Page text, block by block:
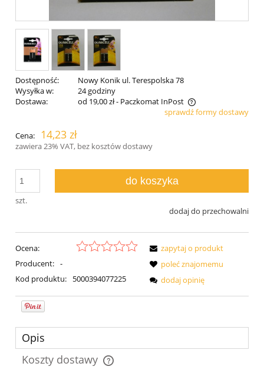
Dostępność:
Nowy Konik ul. Terespolska 78
Wysyłka w:
24 godziny
Dostawa:
od 19,00 zł- Paczkomat InPost
Cena nie zawiera ewentualnych kosztów płatnościsprawdź formy dostawy
Cena: 14,23 zł
zawiera 23% VAT, bez kosztów dostawy
szt.
do koszyka
dodaj do przechowalni
Ocena:
Producent: -
Kod produktu:
5000394077225
zapytaj o produkt
poleć znajomemu
dodaj opinię
Opis
Koszty dostawy
Cena nie zawiera ewentualnych kosztów płatności